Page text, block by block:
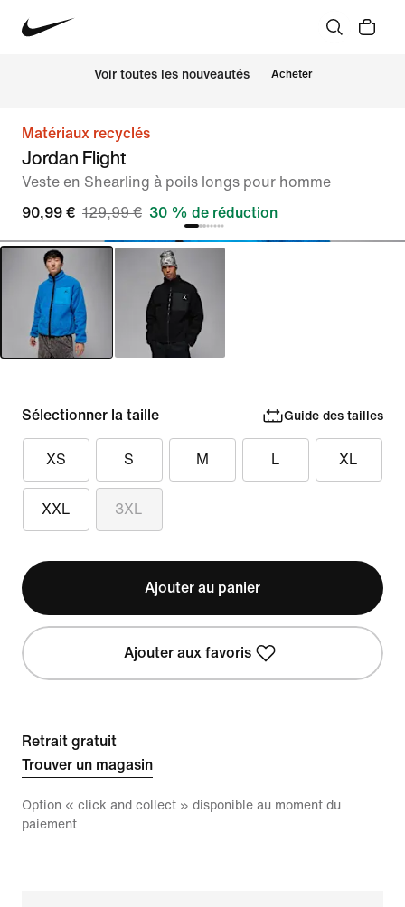
Voir toutes les nouveautés Acheter
Matériaux recyclés
Jordan Flight
Veste en Shearling à poils longs pour homme
90,99 € 129,99 € 30 % de réduction
Sélectionner la taille Guide des tailles
XS S M L XL
XXL 3XL
Ajouter au panier
Ajouter aux favoris
Retrait gratuit
Trouver un magasin
Option « click and collect » disponible au moment du
paiement